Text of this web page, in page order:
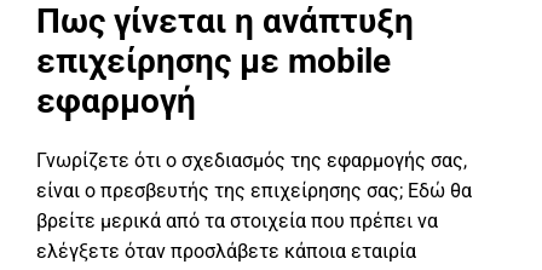
Πως γίνεται η ανάπτυξη
επιχείρησης με mobile
εφαρμογή
Γνωρίζετε ότι ο σχεδιασμός της εφαρμογής σας,
είναι ο πρεσβευτής της επιχείρησης σας; Εδώ θα
βρείτε μερικά από τα στοιχεία που πρέπει να
ελέγξετε όταν προσλάβετε κάποια εταιρία